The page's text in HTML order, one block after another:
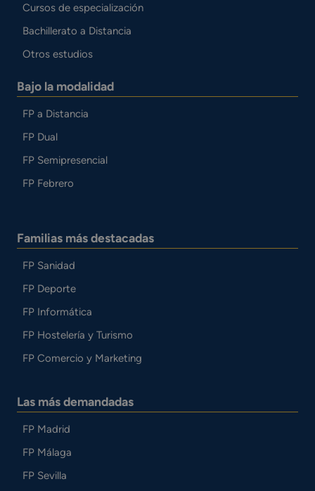
Cursos de especialización
Bachillerato a Distancia
Otros estudios
Bajo la modalidad
FP a Distancia
FP Dual
FP Semipresencial
FP Febrero
Familias más destacadas
FP Sanidad
FP Deporte
FP Informática
FP Hostelería y Turismo
FP Comercio y Marketing
Las más demandadas
FP Madrid
FP Málaga
FP Sevilla